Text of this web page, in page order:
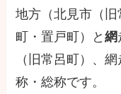
地方（北見市（
町・置戸町）と網
（旧常呂町）、
称・総称です。